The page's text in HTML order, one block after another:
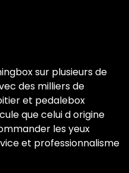
sur plusieurs de
des milliers de
et pedalebox
que celui d origine
les yeux
et professionnalisme